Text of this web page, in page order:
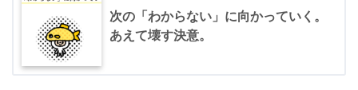
次の「わからない」に向かっていく。
あえて壊す決意。